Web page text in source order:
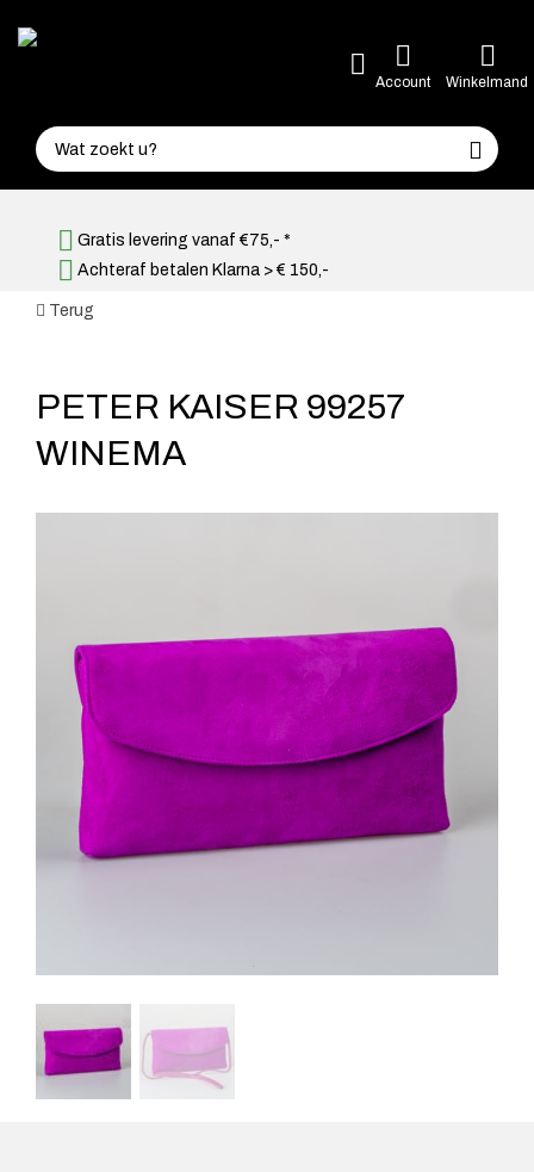
Account Winkelmand
Gratis levering vanaf €75,- *
Achteraf betalen Klarna > € 150,-
Terug
PETER KAISER 99257
WINEMA